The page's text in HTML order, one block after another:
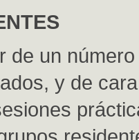
de un
y de